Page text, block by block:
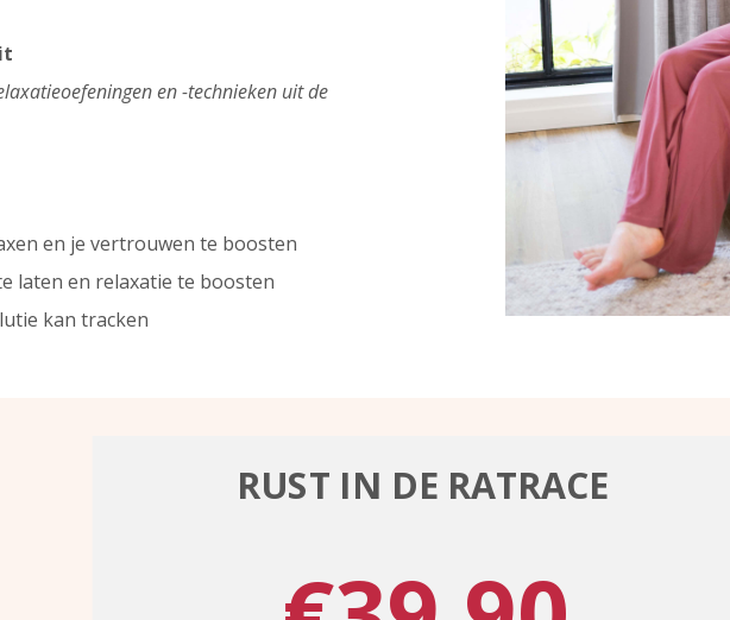
en -technieken uit de
en je vertrouwen te boosten
laten en relaxatie te boosten
kan tracken
RUST IN DE RATRACE